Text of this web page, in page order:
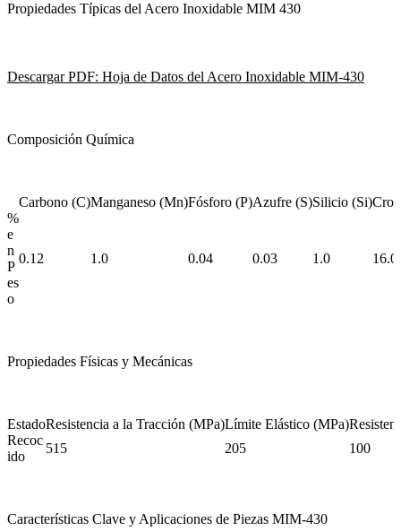
Propiedades Típicas del Acero Inoxidable MIM 430
Descargar PDF: Hoja de Datos del Acero Inoxidable MIM-430
Composición Química
Carbono (C)Manganeso (Mn)Fósforo (P)Azufre (S)Silicio (Si)
%
e
n
P
es
o
0.12 1.0 0.04 0.03 1.0 16.0
Propiedades Físicas y Mecánicas
EstadoResistencia a la Tracción (MPa)Límite Elástico (MPa)
Recoc
ido
515 205 100
Características Clave y Aplicaciones de Piezas MIM-430